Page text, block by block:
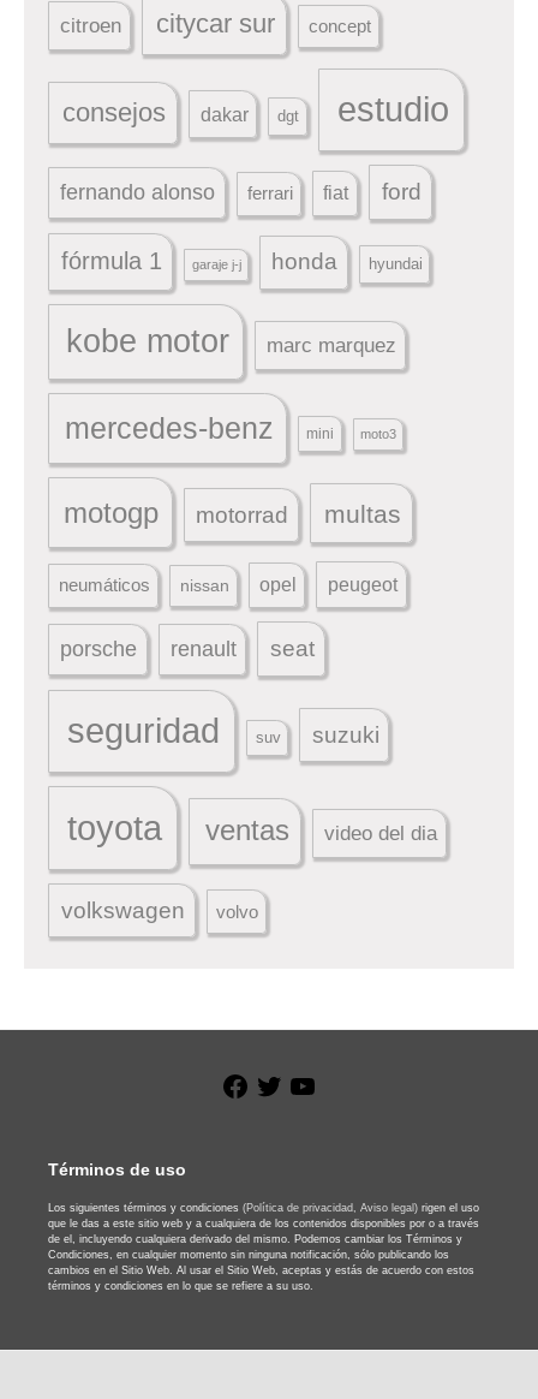
citroen citycar sur concept
consejos dakar dgt estudio
fernando alonso ferrari fiat ford
fórmula 1 garaje j-j honda hyundai
kobe motor marc marquez
mercedes-benz mini moto3
motogp motorrad multas
neumáticos nissan opel peugeot
porsche renault seat
seguridad suv suzuki
toyota ventas video del dia
volkswagen volvo
Facebook
Twitter
Términos de uso
Los siguientes términos y condiciones (Política de privacidad, Aviso legal) rigen el uso
que le das a este sitio web y a cualquiera de los contenidos disponibles por o a través
de el, incluyendo cualquiera derivado del mismo. Podemos cambiar los Términos y
Condiciones, en cualquier momento sin ninguna notificación, sólo publicando los
cambios en el Sitio Web. Al usar el Sitio Web, aceptas y estás de acuerdo con estos
términos y condiciones en lo que se refiere a su uso.